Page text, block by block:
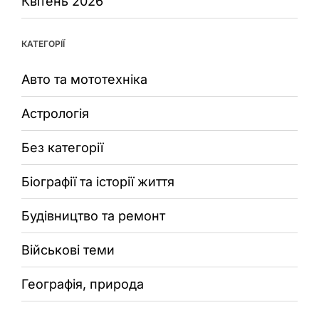
КАТЕГОРІЇ
Авто та мототехніка
Астрологія
Без категорії
Біографії та історії життя
Будівництво та ремонт
Військові теми
Географія, природа